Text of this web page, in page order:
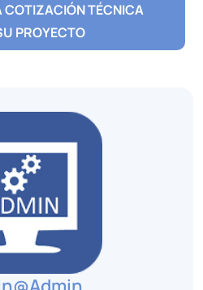
COTIZACIÓN TÉCNICA
PROYECTO